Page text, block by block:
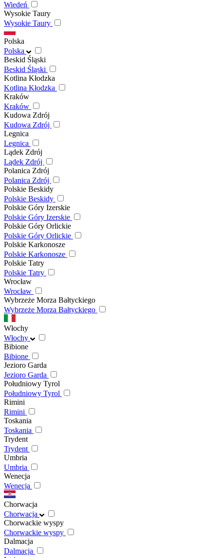
Wiedeń
Wysokie Taury
Wysokie Taury
Polska
Polska
Beskid Śląski
Beskid Śląski
Kotlina Kłodzka
Kotlina Kłodzka
Kraków
Kraków
Kudowa Zdrój
Kudowa Zdrój
Legnica
Legnica
Lądek Zdrój
Lądek Zdrój
Polanica Zdrój
Polanica Zdrój
Polskie Beskidy
Polskie Beskidy
Polskie Góry Izerskie
Polskie Góry Izerskie
Polskie Góry Orlickie
Polskie Góry Orlickie
Polskie Karkonosze
Polskie Karkonosze
Polskie Tatry
Polskie Tatry
Wrocław
Wrocław
Wybrzeże Morza Bałtyckiego
Wybrzeże Morza Bałtyckiego
Włochy
Włochy
Bibione
Bibione
Jezioro Garda
Jezioro Garda
Południowy Tyrol
Południowy Tyrol
Rimini
Rimini
Toskania
Toskania
Trydent
Trydent
Umbria
Umbria
Wenecja
Wenecja
Chorwacja
Chorwacja
Chorwackie wyspy
Chorwackie wyspy
Dalmacja
Dalmacja